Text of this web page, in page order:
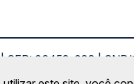
06453-038 |